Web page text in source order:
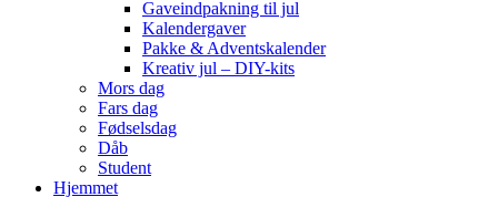
Gaveindpakning til jul
Kalendergaver
Pakke & Adventskalender
Kreativ jul – DIY-kits
Mors dag
Fars dag
Fødselsdag
Dåb
Student
Hjemmet